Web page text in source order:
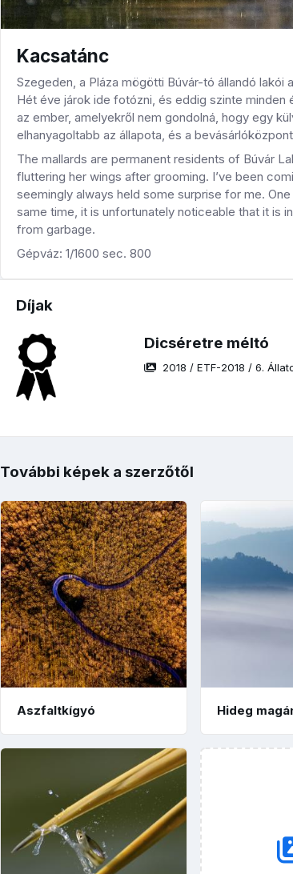
Kacsatánc
Szegeden, a Pláza mögötti Búvár-tó állandó
Hét éve járok ide fotózni, és eddig szinte
az ember, amelyekről nem gondolná, hogy egy
elhanyagoltabb az állapota, és a
The mallards are permanent residents of Búvár
fluttering her wings after grooming. I’ve been
seemingly always held some surprise for me.
same time, it is unfortunately noticeable that it is
from garbage.
Gépváz: 1/1600 sec. 800
Díjak
Dicséretre méltó
2018 / ETF-2018 / 6.
További képek a szerzőtől
Aszfaltkígyó Hideg